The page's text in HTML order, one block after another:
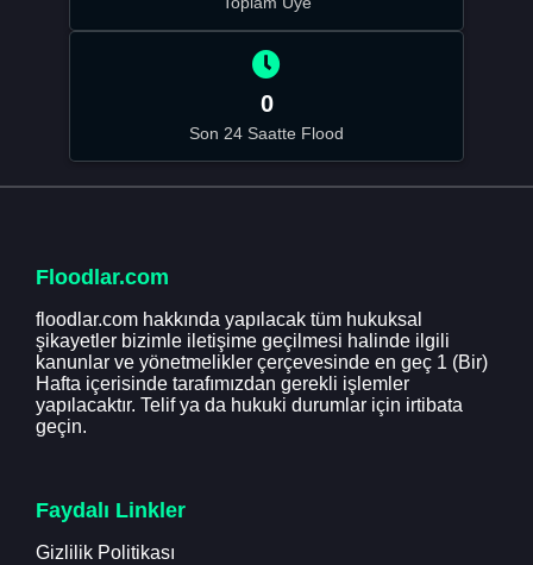
0
Son 24 Saatte Flood
Floodlar.com
floodlar.com hakkında yapılacak tüm hukuksal
şikayetler bizimle iletişime geçilmesi halinde ilgili
kanunlar ve yönetmelikler çerçevesinde en geç 1 (Bir)
Hafta içerisinde tarafımızdan gerekli işlemler
yapılacaktır. Telif ya da hukuki durumlar için irtibata
geçin.
Faydalı Linkler
Gizlilik Politikası